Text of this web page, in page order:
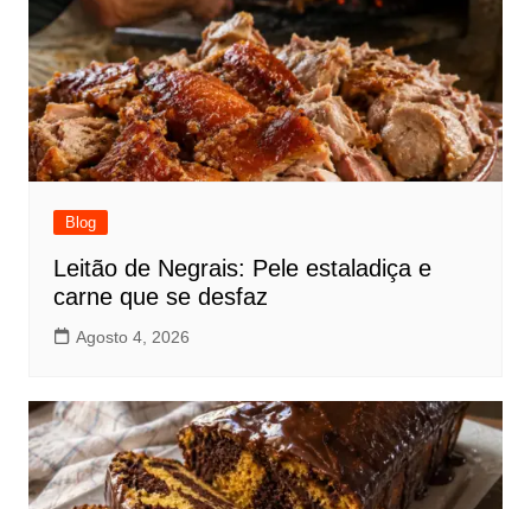
Blog
Leitão de Negrais: Pele estaladiça e
carne que se desfaz
Agosto 4, 2026